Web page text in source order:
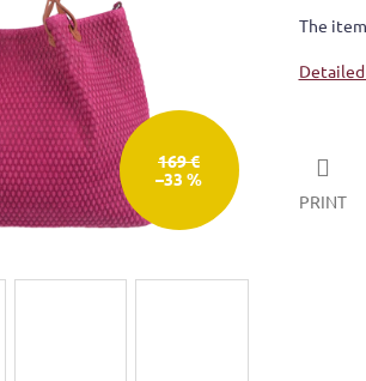
169 €
–33 %
The
PRINT